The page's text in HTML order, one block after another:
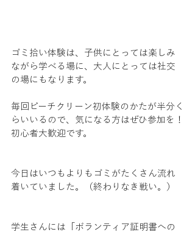
ゴミ拾い体験は、子供にとっては楽しみ
ながら学べる場に、大人にとっては社交
の場にもなります。
毎回ビーチクリーン初体験のかたが半分く
らいいるので、気になる方はぜひ参加を！
初心者大歓迎です。
今日はいつもよりもゴミがたくさん流れ
着いていました。（終わりなき戦い。）
学生さんには「ボランティア証明書への